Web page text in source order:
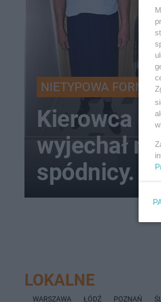
NIETYPOWA FORMA
Kierowca
wyjechał
spódnicy.
LOKALNE
WARSZAWA ŁÓDŹ POZNAŃ